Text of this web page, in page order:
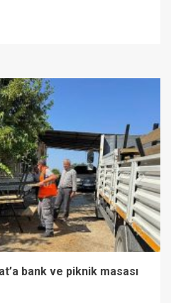
bank ve piknik masası